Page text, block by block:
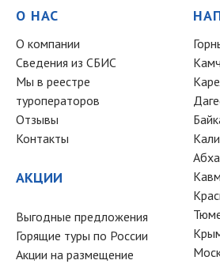
О НАС
О компании
Сведения из СБИС
Мы в реестре
туроператоров
Отзывы
Контакты
АКЦИИ
Выгодные предложения
Горящие туры по России
Акции на размещение